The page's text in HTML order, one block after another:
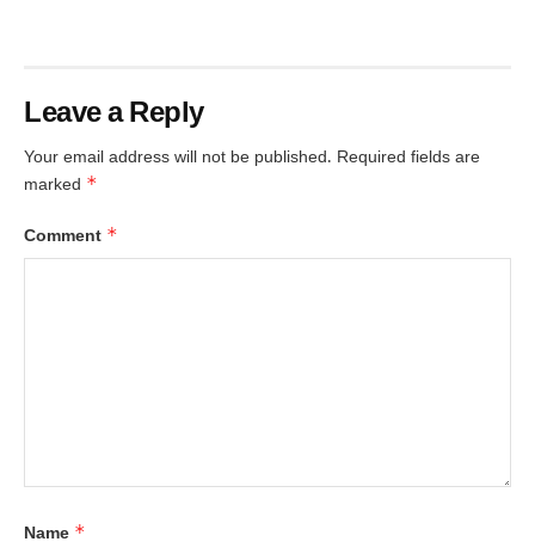
Leave a Reply
Your email address will not be published. Required fields are
marked *
Comment *
Name *